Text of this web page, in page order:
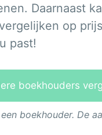
Daarnaast
op
past!
boekhouders
boekhouder. De